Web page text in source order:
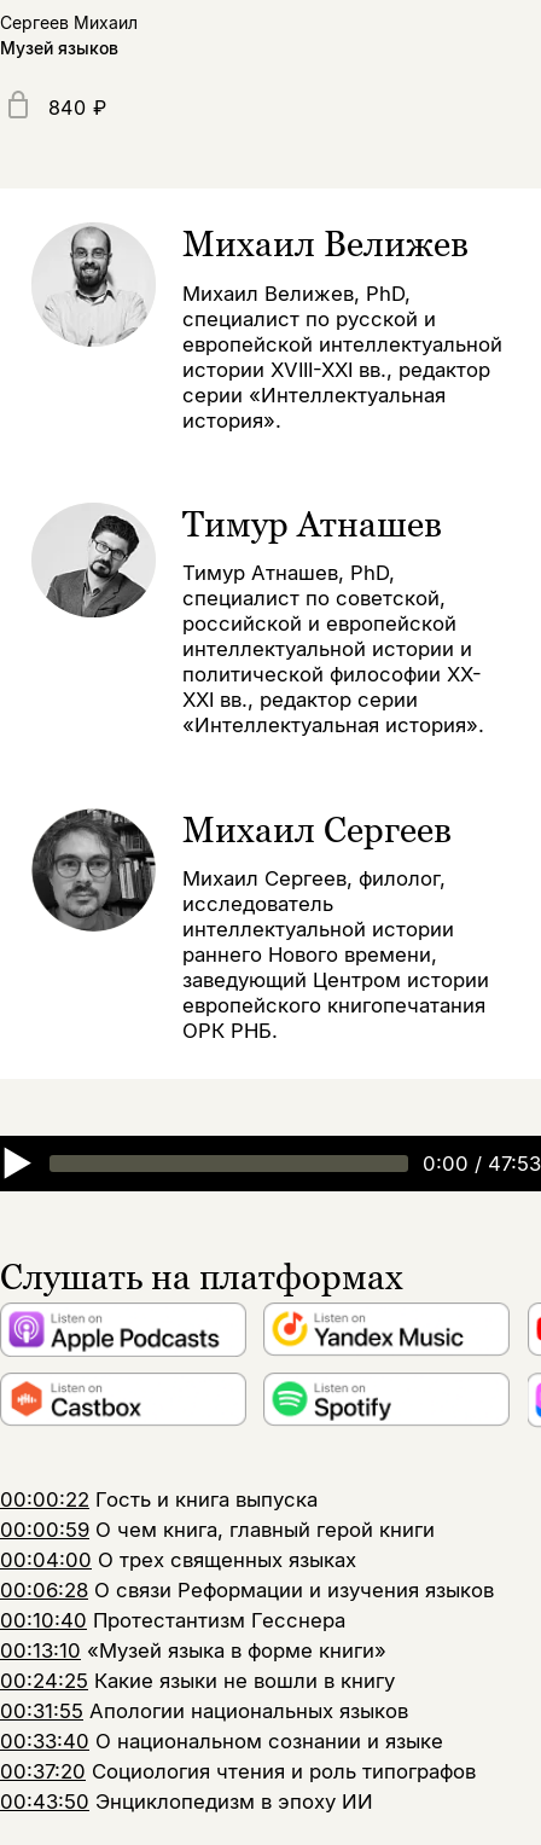
Сергеев Михаил
Музей языков
840 ₽
Михаил Велижев
Михаил Велижев, PhD,
специалист по русской и
европейской интеллектуальной
истории XVIII-XXI вв., редактор
серии «Интеллектуальная
история».
Тимур Атнашев
Тимур Атнашев, PhD,
специалист по советской,
российской и европейской
интеллектуальной истории и
политической философии XХ-
XXI вв., редактор серии
«Интеллектуальная история».
Михаил Сергеев
Михаил Сергеев, филолог,
исследователь
интеллектуальной истории
раннего Нового времени,
заведующий Центром истории
европейского книгопечатания
ОРК РНБ.
▶ 0:00 / 47:53
Слушать на платформах
00:00:22 Гость и книга выпуска
00:00:59 О чем книга, главный герой книги
00:04:00 О трех священных языках
00:06:28 О связи Реформации и изучения языков
00:10:40 Протестантизм Гесснера
00:13:10 «Музей языка в форме книги»
00:24:25 Какие языки не вошли в книгу
00:31:55 Апологии национальных языков
00:33:40 О национальном сознании и языке
00:37:20 Социология чтения и роль типографов
00:43:50 Энциклопедизм в эпоху ИИ